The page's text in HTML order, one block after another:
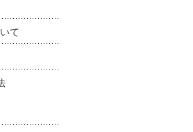
て